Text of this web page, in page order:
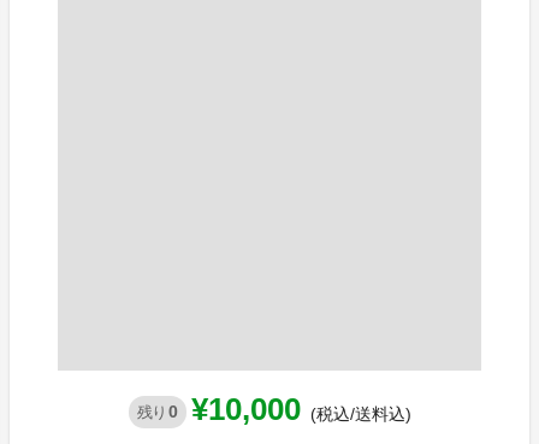
残り 0 ¥10,000 (税込/送料込)